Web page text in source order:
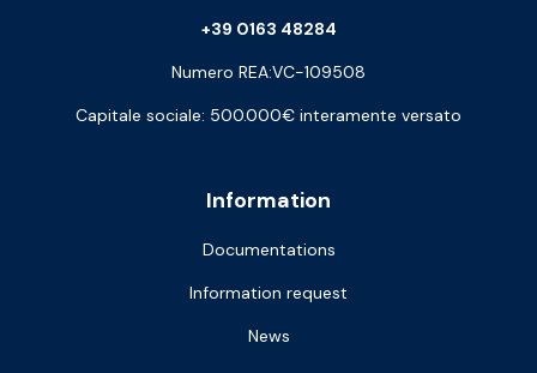
Information
Documentations
Information request
News
+39 0163 48284
Numero REA:VC-109508
Capitale sociale: 500.000€ interamente versato